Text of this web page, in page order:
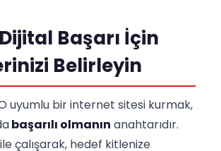
Başarı İçin
Belirleyin
uyumlu bir internet sitesi kurmak,
başarılı olmanın anahtarıdır.
çalışarak, hedef kitlenize